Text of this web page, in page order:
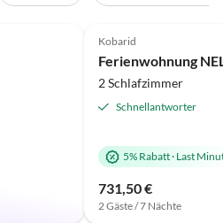
Kobarid
2 Schlafzimmer
Schnellantworter
5% Rabatt· Last
731,50 €
2 Gäste / 7 Nächte